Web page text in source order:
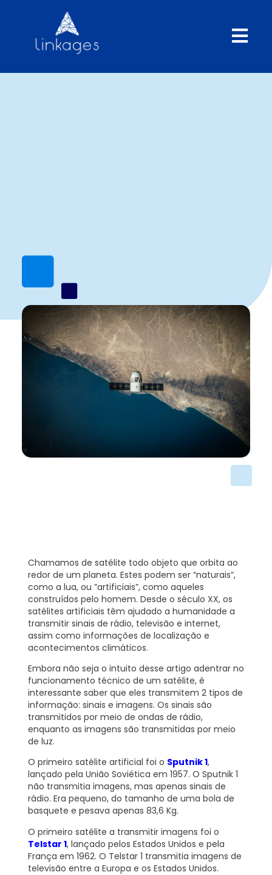
Chamamos de satélite todo objeto que orbita ao
redor de um planeta. Estes podem ser “naturais”,
como a lua, ou ”artificiais”, como aqueles
construídos pelo homem. Desde o século XX, os
satélites artificiais têm ajudado a humanidade a
transmitir sinais de rádio, televisão e internet,
assim como informações de localização e
acontecimentos climáticos.
Embora não seja o intuito desse artigo adentrar no
funcionamento técnico de um satélite, é
interessante saber que eles transmitem 2 tipos de
informação: sinais e imagens. Os sinais são
transmitidos por meio de ondas de rádio,
enquanto as imagens são transmitidas por meio
de luz.
O primeiro satélite artificial foi o Sputnik 1,
lançado pela União Soviética em 1957. O Sputnik 1
não transmitia imagens, mas apenas sinais de
rádio. Era pequeno, do tamanho de uma bola de
basquete e pesava apenas 83,6 Kg.
O primeiro satélite a transmitir imagens foi o
Telstar 1, lançado pelos Estados Unidos e pela
França em 1962. O Telstar 1 transmitia imagens de
televisão entre a Europa e os Estados Unidos.